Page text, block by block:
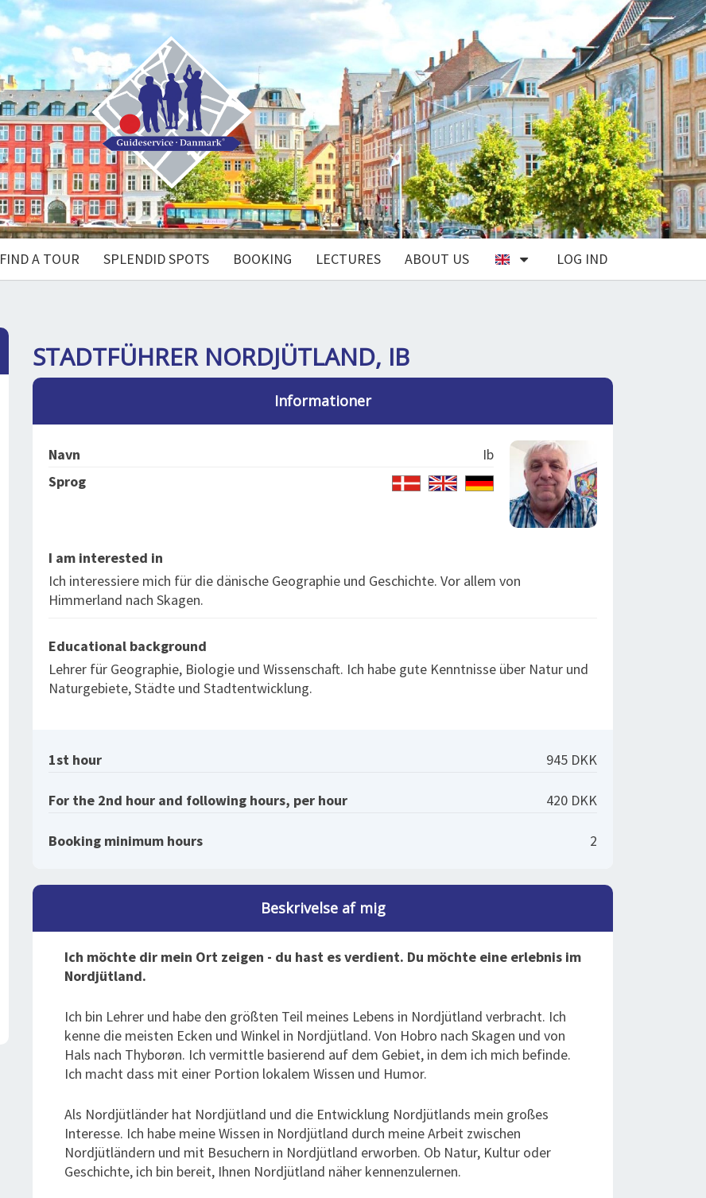
FIND A TOUR SPLENDID SPOTS BOOKING LECTURES ABOUT US LOG IND
STADTFÜHRER NORDJÜTLAND, IB
Informationer
Navn
Ib
Sprog
I am interested in
Ich interessiere mich für die dänische Geographie und Geschichte. Vor allem von
Himmerland nach Skagen.
Educational background
Lehrer für Geographie, Biologie und Wissenschaft. Ich habe gute Kenntnisse über Natur und
Naturgebiete, Städte und Stadtentwicklung.
1st hour 945 DKK
For the 2nd hour and following hours, per hour 420 DKK
Booking minimum hours 2
Beskrivelse af mig
Ich möchte dir mein Ort zeigen - du hast es verdient. Du möchte eine erlebnis im
Nordjütland.
Ich bin Lehrer und habe den größten Teil meines Lebens in Nordjütland verbracht. Ich
kenne die meisten Ecken und Winkel in Nordjütland. Von Hobro nach Skagen und von
Hals nach Thyborøn. Ich vermittle basierend auf dem Gebiet, in dem ich mich befinde.
Ich macht dass mit einer Portion lokalem Wissen und Humor.
Als Nordjütländer hat Nordjütland und die Entwicklung Nordjütlands mein großes
Interesse. Ich habe meine Wissen in Nordjütland durch meine Arbeit zwischen
Nordjütländern und mit Besuchern in Nordjütland erworben. Ob Natur, Kultur oder
Geschichte, ich bin bereit, Ihnen Nordjütland näher kennenzulernen.